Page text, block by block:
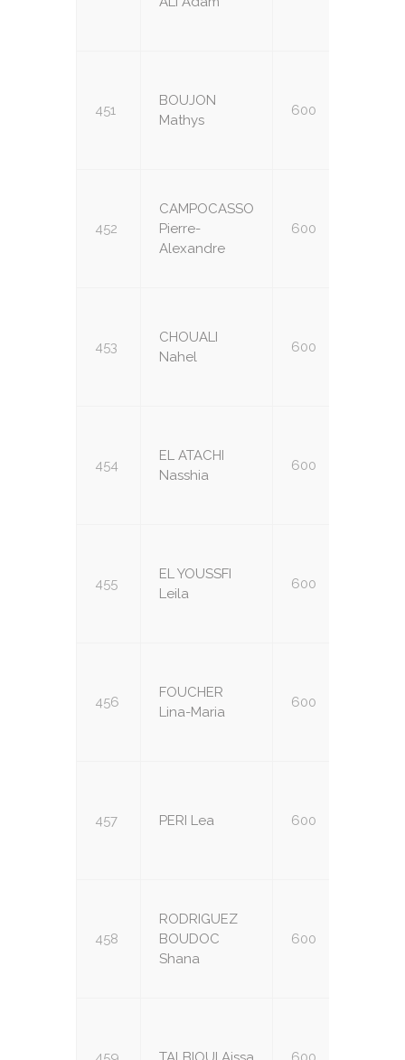
451
BOUJON
Mathys
600
452
CAMPOCASSO
Pierre-
Alexandre
600
453
CHOUALI
Nahel
600
454
EL ATACHI
Nasshia
600
455
EL YOUSSFI
Leila
600
456
FOUCHER
Lina-Maria
600
457 PERI Lea 600
458
RODRIGUEZ
BOUDOC
Shana
600